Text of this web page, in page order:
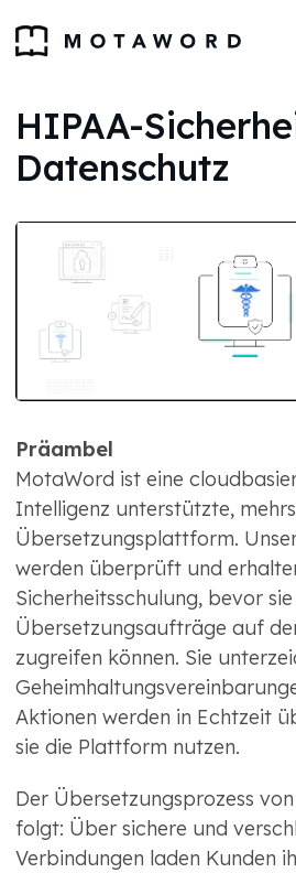
HIPAA-
Datenschutz
Präambel
MotaWord ist eine
Intelligenz unterstützte,
Übersetzungsplattform.
werden überprüft und
Sicherheitsschulung, bevor
Übersetzungsaufträge auf
zugreifen können. Sie
Aktionen werden in Echtzeit
sie die Plattform nutzen.
Der Übersetzungsprozess
folgt: Über sichere und
Verbindungen laden Kunden